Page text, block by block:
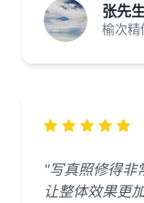
张先生
榆次精
"写真照修得非
让整体效果更